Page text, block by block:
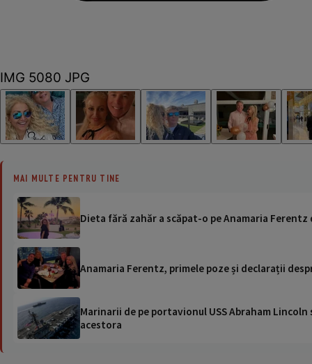
IMG 5080 JPG
MAI MULTE PENTRU TINE
Dieta fără zahăr a scăpat-o pe Anamaria Ferentz
Anamaria Ferentz, primele poze și declarații
Marinarii de pe portavionul USS Abraham
acestora